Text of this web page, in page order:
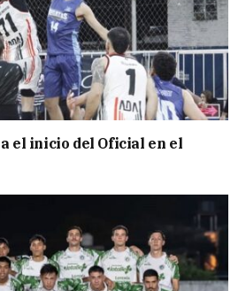
el inicio del Oficial en el